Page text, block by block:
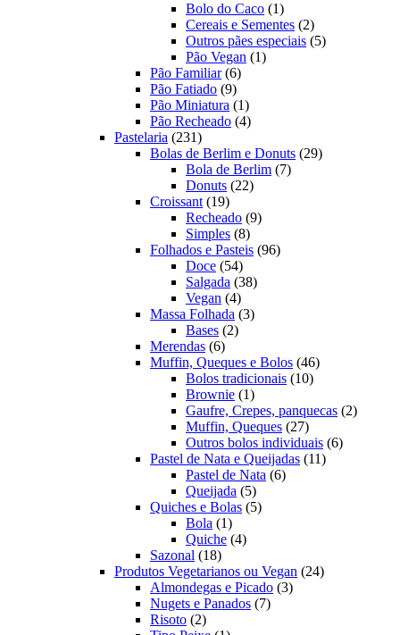
produtos
Bolo do Caco 11
produto
Cereais e Sementes 22
produtos
Outros pães especiais 55
Pão Vegan 11
Pão Familiar 66
produtos
Pão Fatiado 99
produtos
Pão Miniatura 11
produto
Pão Recheado 44
Pastelaria 231231
produtos
Bolas de Berlim e Donuts 2929
Bola de Berlim 77
Donuts 2222
Croissant 1919
produtos
Recheado 99
Simples 88
produtos
Folhados e Pasteis 9696
Doce 5454
produtos
Salgada 3838
Vegan 44
produtos
Massa Folhada 33
Bases 22
Merendas 66
produtos
Muffin, Queques e Bolos 4646
Bolos tradicionais 1010
Brownie 11
produto
Gaufre, Crepes, panquecas 22
Muffin, Queques 2727
produtos
Outros bolos individuais 66
Pastel de Nata e Queijadas 1111
Pastel de Nata 66
Queijada 55
produtos
Quiches e Bolas 55
Bola 11
produto
Quiche 44
Sazonal 1818
produtos
Produtos Vegetarianos ou Vegan 2424
Almondegas e Picado 33
Nugets e Panados 77
Risoto 22